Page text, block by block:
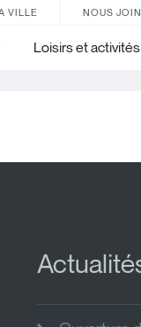
VILLE NOUS
Loisirs et activités